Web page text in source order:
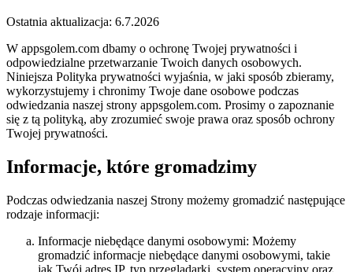
Ostatnia aktualizacja: 6.7.2026
W appsgolem.com dbamy o ochronę Twojej prywatności i
odpowiedzialne przetwarzanie Twoich danych osobowych.
Niniejsza Polityka prywatności wyjaśnia, w jaki sposób zbieramy,
wykorzystujemy i chronimy Twoje dane osobowe podczas
odwiedzania naszej strony appsgolem.com. Prosimy o zapoznanie
się z tą polityką, aby zrozumieć swoje prawa oraz sposób ochrony
Twojej prywatności.
Informacje, które gromadzimy
Podczas odwiedzania naszej Strony możemy gromadzić następujące
rodzaje informacji:
Informacje niebędące danymi osobowymi: Możemy
gromadzić informacje niebędące danymi osobowymi, takie
jak Twój adres IP, typ przeglądarki, system operacyjny oraz